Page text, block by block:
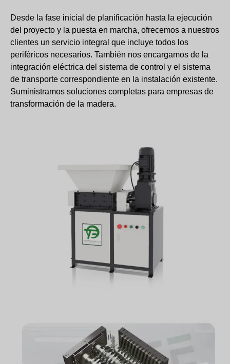
Desde la fase inicial de planificación hasta la ejecución
del proyecto y la puesta en marcha, ofrecemos a nuestros
clientes un servicio integral que incluye todos los
periféricos necesarios. También nos encargamos de la
integración eléctrica del sistema de control y el sistema
de transporte correspondiente en la instalación existente.
Suministramos soluciones completas para empresas de
transformación de la madera.